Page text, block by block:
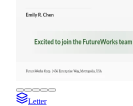
Letter